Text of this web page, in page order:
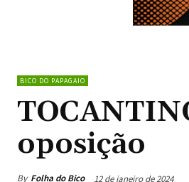
BICO DO PAPAGAIO
oposição
By Folha do Bico 12 de janeiro de 2024